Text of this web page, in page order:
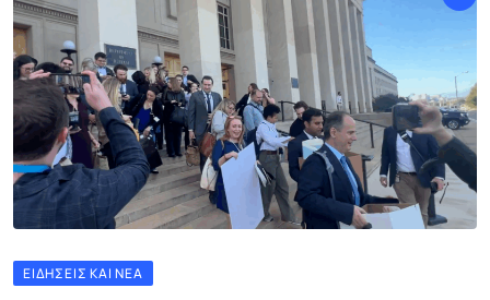
ΕΙΔΉΣΕΙΣ ΚΑΙ ΝΈΑ